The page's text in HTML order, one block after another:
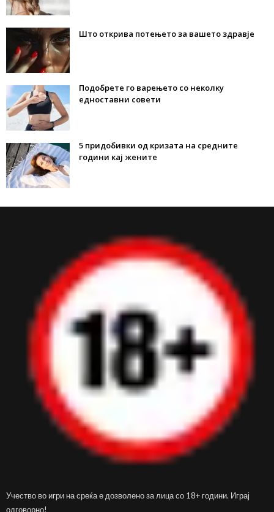
Што открива потењето за вашето здравје
Подобрете го варењето со неколку
едноставни совети
5 придобивки од кризата на средните
години кај жените
Учество во игри на среќа е дозволено за лица со 18+ години. Играј
одговорно!